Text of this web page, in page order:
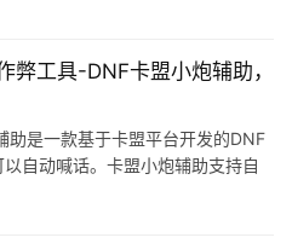
弊工具-DNF卡盟小炮辅助，
助是一款基于卡盟平台开发的DNF
自动喊话。卡盟小炮辅助支持自